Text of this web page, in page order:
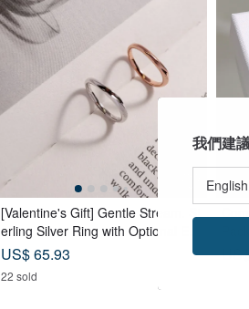
[Valentine's Gift] Gentle Stream. St
erling Silver Ring with Optional En
graving
US$ 65.93
22 sold
我們建